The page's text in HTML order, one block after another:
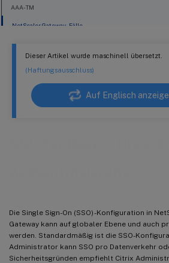
Dieser Artikel wurde maschinell übersetzt.
(Haftungsausschluss)
Auf Englisch
Die Single Sign-On (SSO) -Konfiguration in
Gateway kann auf globaler Ebene und auch
werden. Standardmäßig ist die SSO-
Administrator kann SSO pro Datenverkehr
Sicherheitsgründen empfiehlt Citrix
AAA-TM
NetScaler Gateway -Fälle